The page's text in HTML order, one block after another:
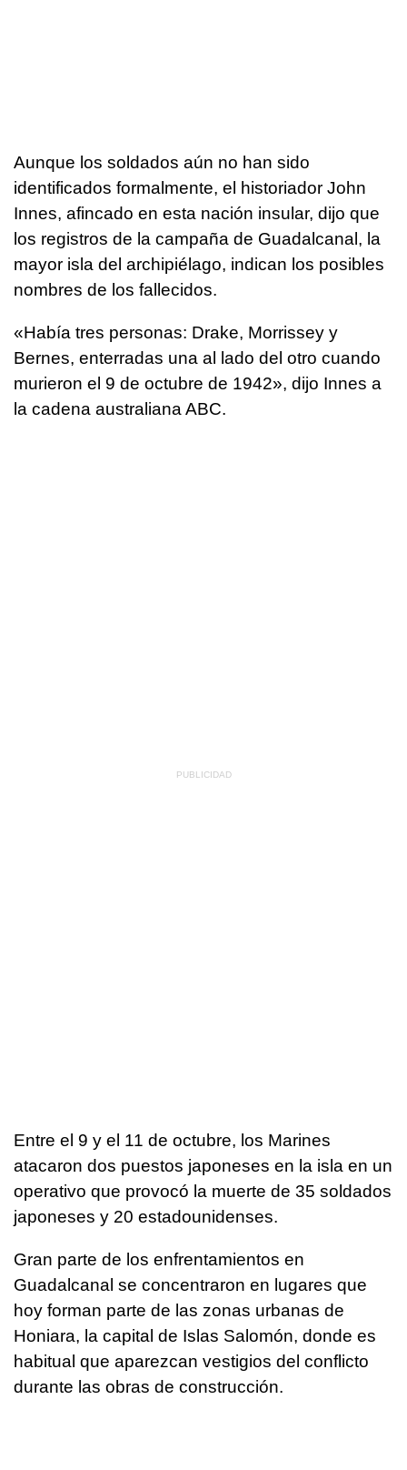
Aunque los soldados aún no han sido
identificados formalmente, el historiador John
Innes, afincado en esta nación insular, dijo que
los registros de la campaña de Guadalcanal, la
mayor isla del archipiélago, indican los posibles
nombres de los fallecidos.
«Había tres personas: Drake, Morrissey y
Bernes, enterradas una al lado del otro cuando
murieron el 9 de octubre de 1942», dijo Innes a
la cadena australiana ABC.
Entre el 9 y el 11 de octubre, los Marines
atacaron dos puestos japoneses en la isla en un
operativo que provocó la muerte de 35 soldados
japoneses y 20 estadounidenses.
Gran parte de los enfrentamientos en
Guadalcanal se concentraron en lugares que
hoy forman parte de las zonas urbanas de
Honiara, la capital de Islas Salomón, donde es
habitual que aparezcan vestigios del conflicto
durante las obras de construcción.